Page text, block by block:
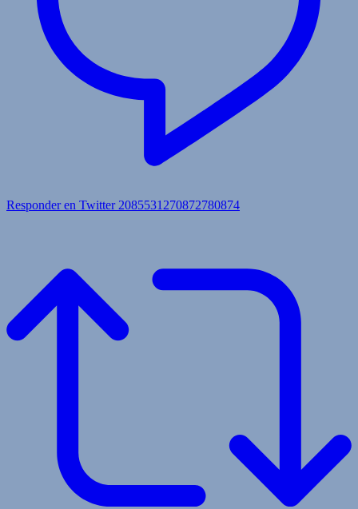
Responder en Twitter 2085531270872780874